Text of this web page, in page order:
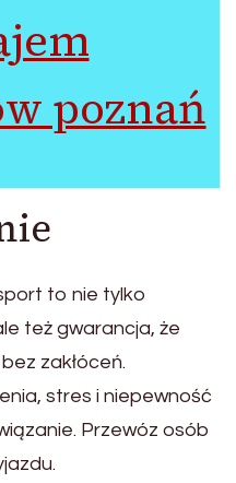
poznań
to nie tylko
też gwarancja, że
zakłóceń.
stres i niepewność
Przewóz osób